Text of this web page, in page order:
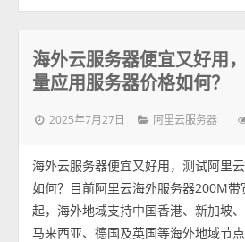
海外云服务器便宜又好用
量应用服务器价格如何？
2025年7月27日 阿里云服务器
海外云服务器便宜又好用，测试阿里
如何？目前阿里云海外服务器200M带
起，海外地域支持中国香港、新加坡
马来西亚、德国及英国等海外地域节